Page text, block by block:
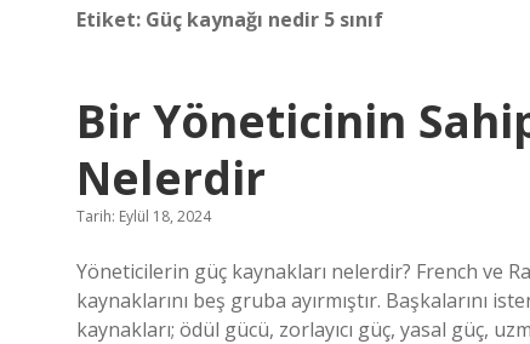
Etiket: Güç kaynağı nedir 5 sınıf
Bir Yöneticinin
Nelerdir
Tarih: Eylül 18, 2024
Yöneticilerin güç kaynakları nelerdir? French ve
kaynaklarını beş gruba ayırmıştır. Başkalarını
kaynakları; ödül gücü, zorlayıcı güç, yasal güç,